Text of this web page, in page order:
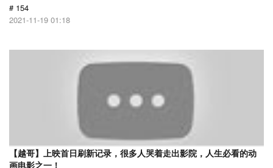
# 154
2021-11-19 01:18
【越哥】上映首日刷新记录，很多人哭着走出影院，人生必看的动
画电影之一！